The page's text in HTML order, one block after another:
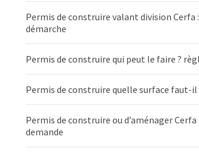
Permis de construire valant division Cerfa :
démarche
Permis de construire qui peut le faire ?
Permis de construire quelle surface faut-il
Permis de construire ou d’aménager
demande